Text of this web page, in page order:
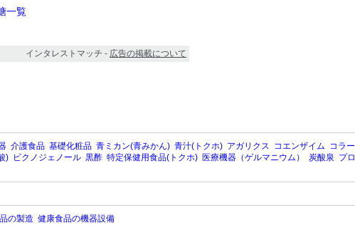
一覧
インタレストマッチ - 広告の掲載について
介護食品 基礎化粧品 青ミカン(青みかん) 青汁(トクホ) アガリクス コエンザイム コラー
) ピクノジェノール 黒酢 特定保健用食品(トクホ) 医療機器（ゲルマニウム） 炭酸泉 プロ
の製造 健康食品の機器設備